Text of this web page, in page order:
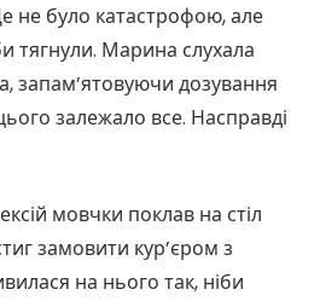
не було катастрофою, але
тягнули. Марина слухала
запам’ятовуючи дозування
залежало все. Насправді
мовчки поклав на стіл
замовити кур’єром з
на нього так, ніби